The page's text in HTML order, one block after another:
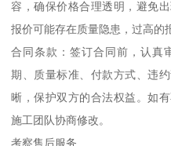
容，确保价格合理透明，避免
报价可能存在质量隐患，过高的
合同条款：签订合同前，认真
期、质量标准、付款方式、违
晰，保护双方的合法权益。如
施工团队协商修改。
考察售后服务